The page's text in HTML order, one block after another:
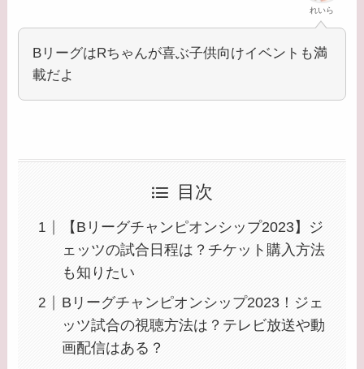
れいら
BリーグはRちゃんが喜ぶ子供向けイベントも満
載だよ
目次
【Bリーグチャンピオンシップ2023】ジ
ェッツの試合日程は？チケット購入方法
も知りたい
Bリーグチャンピオンシップ2023！ジェ
ッツ試合の視聴方法は？テレビ放送や動
画配信はある？